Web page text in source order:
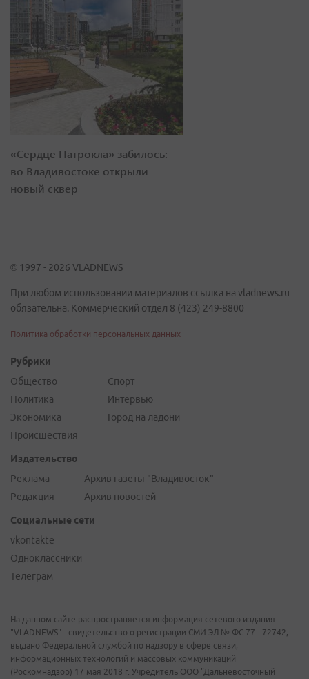
«Сердце Патрокла» забилось:
во Владивостоке открыли
новый сквер
© 1997 - 2026 VLADNEWS
При любом использовании материалов ссылка на vladnews.ru
обязательна. Коммерческий отдел 8 (423) 249-8800
Политика обработки персональных данных
Рубрики
Общество
Политика
Экономика
Происшествия
Спорт
Интервью
Город на ладони
Издательство
Реклама
Редакция
Архив газеты "Владивосток"
Архив новостей
Социальные сети
vkontakte
Одноклассники
Телеграм
На данном сайте распространяется информация сетевого издания
"VLADNEWS" - свидетельство о регистрации СМИ ЭЛ № ФС 77 - 72742,
выдано Федеральной службой по надзору в сфере связи,
информационных технологий и массовых коммуникаций
(Роскомнадзор) 17 мая 2018 г. Учредитель ООО "Дальневосточный